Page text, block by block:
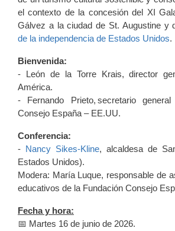
el contexto de la concesión del XI
Gálvez a la ciudad de St. Augustine y
de la independencia de Estados Unidos.
Bienvenida:
- León de la Torre Krais, director
América.
- Fernando Prieto, secretario
Consejo España – EE.UU.
Conferencia:
- Nancy Sikes-Kline, alcaldesa de
Estados Unidos).
Modera: María Luque, responsable de
educativos de la Fundación Consejo
Fecha y hora:
📅 Martes 16 de junio de 2026.